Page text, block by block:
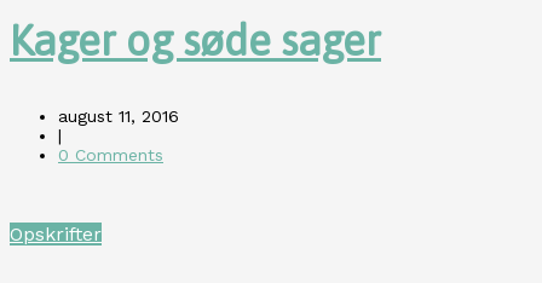
Kager og søde sager
august 11, 2016
|
0 Comments
Opskrifter